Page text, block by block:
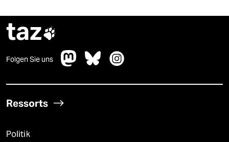
taz
Folgen Sie uns
Ressorts
Politik